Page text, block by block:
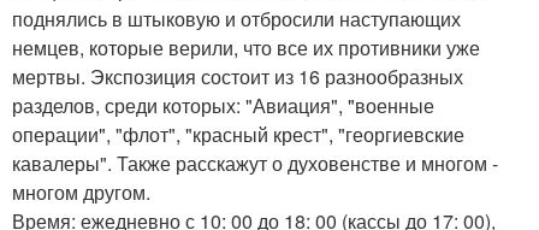
поднялись в штыковую и отбросили наступающих
немцев, которые верили, что все их противники уже
мертвы. Экспозиция состоит из 16 разнообразных
разделов, среди которых: "Авиация", "военные
операции", "флот", "красный крест", "георгиевские
кавалеры". Также расскажут о духовенстве и многом -
многом другом.
Время: ежедневно с 10: 00 до 18: 00 (кассы до 17: 00),